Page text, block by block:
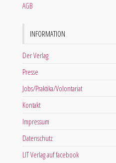
AGB
INFORMATION
Der Verlag
Presse
Jobs/Praktika/Volontariat
Kontakt
Impressum
Datenschutz
LIT Verlag auf facebook